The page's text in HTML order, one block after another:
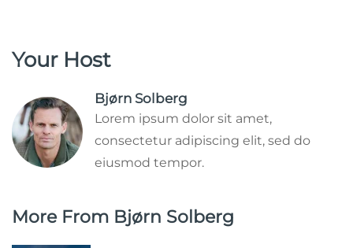
Your Host
Bjørn Solberg
Lorem ipsum dolor sit amet,
consectetur adipiscing elit, sed do
eiusmod tempor.
More From Bjørn Solberg